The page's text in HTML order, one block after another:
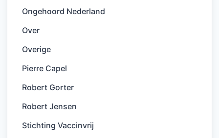
Ongehoord Nederland
Over
Overige
Pierre Capel
Robert Gorter
Robert Jensen
Stichting Vaccinvrij